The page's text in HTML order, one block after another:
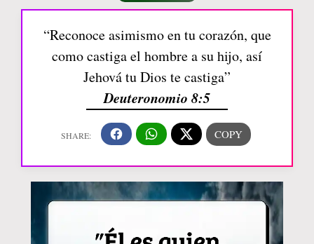
“Reconoce asimismo en tu corazón, que
como castiga el hombre a su hijo, así
Jehová tu Dios te castiga”
Deuteronomio 8:5